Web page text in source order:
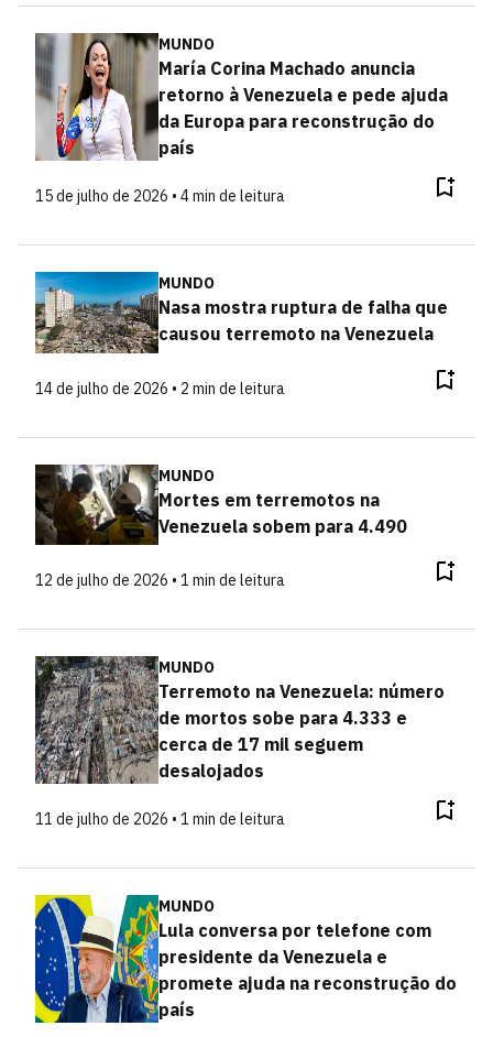
MUNDO
María Corina Machado anuncia
retorno à Venezuela e pede ajuda
da Europa para reconstrução do
país
15 de julho de 2026 • 4 min de leitura
MUNDO
Nasa mostra ruptura de falha que
causou terremoto na Venezuela
14 de julho de 2026 • 2 min de leitura
MUNDO
Mortes em terremotos na
Venezuela sobem para 4.490
12 de julho de 2026 • 1 min de leitura
MUNDO
Terremoto na Venezuela: número
de mortos sobe para 4.333 e
cerca de 17 mil seguem
desalojados
11 de julho de 2026 • 1 min de leitura
MUNDO
Lula conversa por telefone com
presidente da Venezuela e
promete ajuda na reconstrução do
país